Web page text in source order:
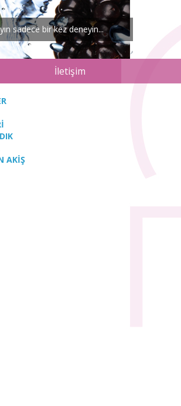
sadece bir kez deneyin...
İletişim
AKİŞ